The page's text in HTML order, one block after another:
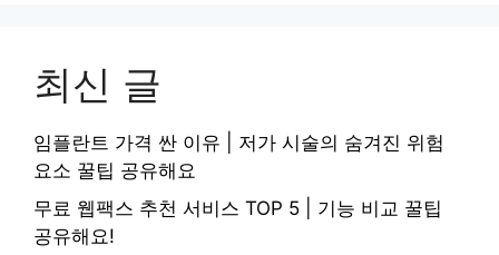
최신 글
임플란트 가격 싼 이유 | 저가 시술의 숨겨진 위험
요소 꿀팁 공유해요
무료 웹팩스 추천 서비스 TOP 5 | 기능 비교 꿀팁
공유해요!